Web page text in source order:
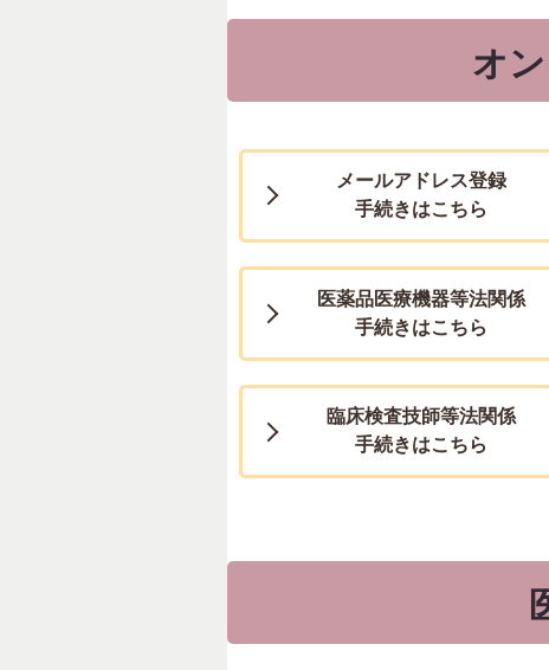
オ
メールアドレス登録
手続きはこちら
医薬品医療機器等法関係
手続きはこちら
臨床検査技師等法関係
手続きはこちら